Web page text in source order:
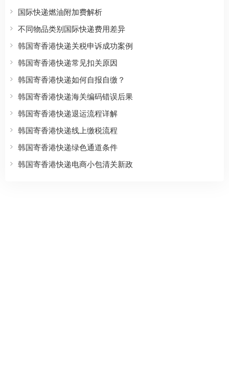
国际快递燃油附加费解析
不同物品类别国际快递费用差异
韩国寄香港快递关税申诉成功案例
韩国寄香港快递常见扣关原因
韩国寄香港快递如何自报自缴？
韩国寄香港快递海关编码错误后果
韩国寄香港快递退运流程详解
韩国寄香港快递线上缴税流程
韩国寄香港快递绿色通道条件
韩国寄香港快递电商小包清关新政